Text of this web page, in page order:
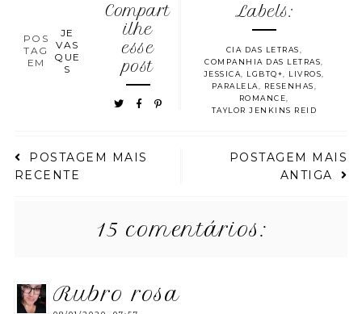
POS
TAG
EM
JE
VAS
QUE
S
Compart
ilhe
esse
post
Labels:
CIA DAS LETRAS
COMPANHIA DAS LETRAS
JESSICA
LGBTQ+ LIVROS
PARALELA
RESENHAS
ROMANCE
TAYLOR JENKINS REID
POSTAGEM MAIS
RECENTE
POSTAGEM MAIS
ANTIGA
15 comentários:
rubro rosa